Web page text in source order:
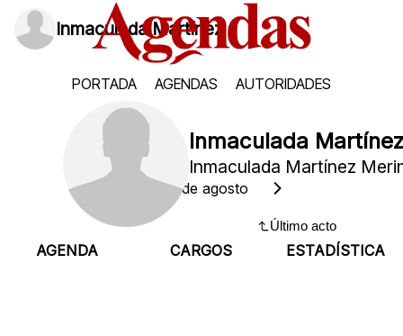
Inmaculada Martínez
PORTADA AGENDAS AUTORIDADES
Inmaculada
Inmaculada Martínez
AGENDA CARGOS ESTADÍSTICA
Lunes, 10 de agosto
Último acto